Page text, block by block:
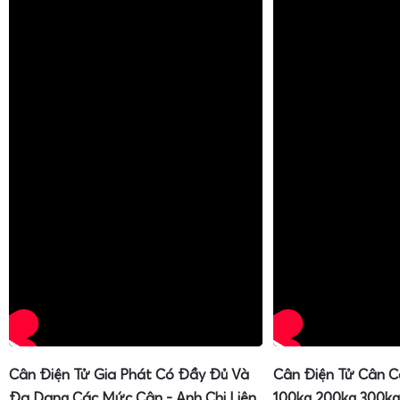
Cân Điện Tử Gia Phát Có Đầy Đủ Và
Cân Điện Tử Cân